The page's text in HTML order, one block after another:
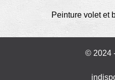
Peinture volet et
© 2024